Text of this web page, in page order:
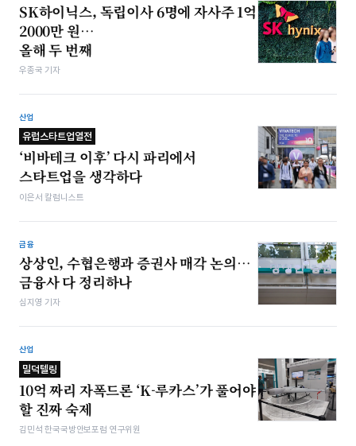
SK하이닉스, 독립이사 6명에 자사주 1억
2000만 원…
올해 두 번째
우종국 기자
산업
유럽스타트업열전
‘비바테크 이후’ 다시 파리에서
스타트업을 생각하다
이은서 칼럼니스트
금융
상상인, 수협은행과 증권사 매각 논의…
금융사 다 정리하나
심지영 기자
산업
밀덕텔링
10억 짜리 자폭드론 ‘K-루카스’가 풀어야
할 진짜 숙제
김민석 한국국방안보포럼 연구위원